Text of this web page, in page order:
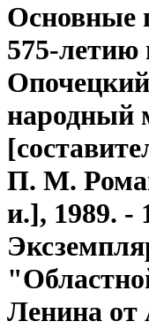
Основные
575-летию
народный
П. М.
и.], 1989. -
Ленина от